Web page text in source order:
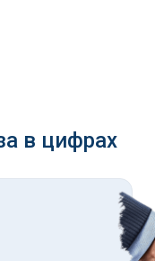
в цифрах